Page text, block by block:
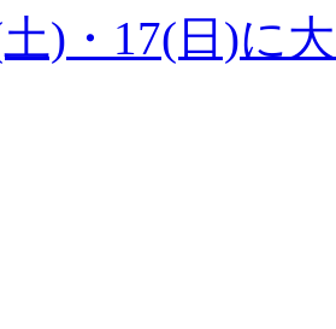
)・17(日)に